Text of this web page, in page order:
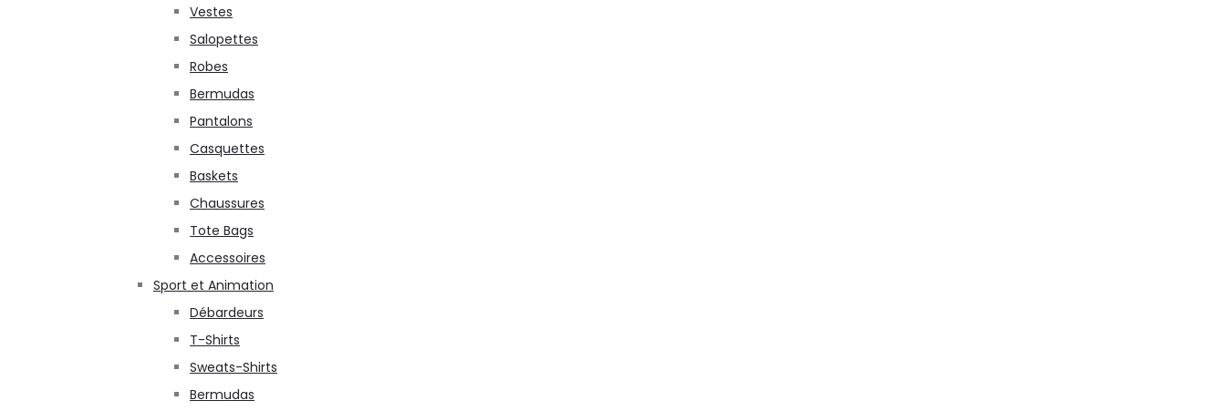
Vestes
Salopettes
Robes
Bermudas
Pantalons
Casquettes
Baskets
Chaussures
Tote Bags
Accessoires
Sport et Animation
Débardeurs
T-Shirts
Sweats-Shirts
Bermudas